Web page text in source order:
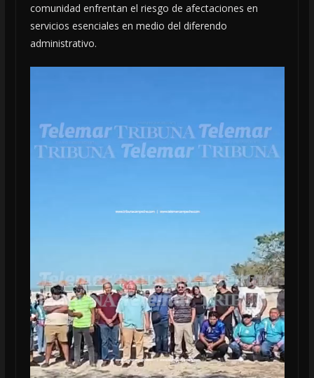
comunidad enfrentan el riesgo de afectaciones en
servicios esenciales en medio del diferendo
administrativo.